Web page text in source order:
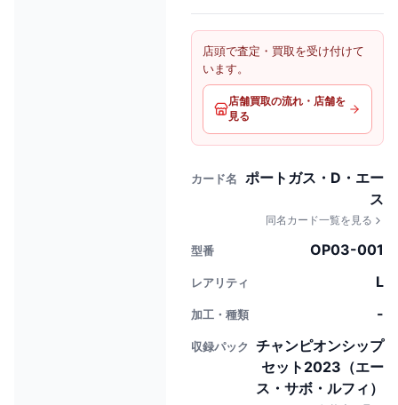
店頭で査定・買取を受け付けて
います。
店舗買取の流れ・店舗を
見る
カード名
ポートガス・D・エー
ス
同名カード一覧を見る
型番 OP03-001
レアリティ L
加工・種類 -
収録パック
チャンピオンシップ
セット2023（エー
ス・サボ・ルフィ）